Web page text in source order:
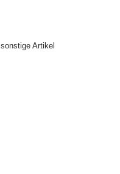
sonstige Artikel